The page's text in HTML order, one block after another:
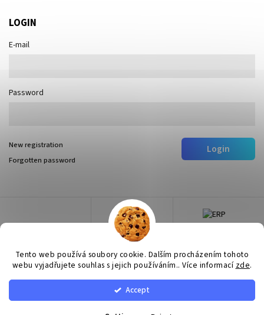
Tento web používá soubory cookie. Dalším procházením tohoto
webu vyjadřujete souhlas s jejich používáním.. Více informací zde.
Accept
LOGIN
E-mail
Password
Login
New registration
Forgotten password
Copyright 2026Surtep. All rights reserved.